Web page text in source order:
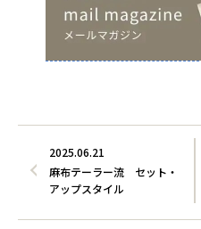
2025.06.21
麻布テーラー流 セット・
アップスタイル